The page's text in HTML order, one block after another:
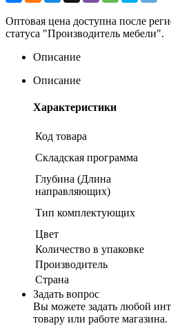
Оптовая цена доступна после
статуса "Производитель мебели".
Описание
Описание
Характеристики
Код товара
Складская программа
Глубина (Длина
направляющих)
Тип комплектующих
Цвет
Количество в упаковке
Производитель
Страна
Задать вопрос
Вы можете задать любой
товару или работе магазина.